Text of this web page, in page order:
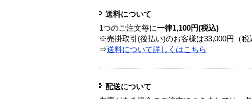
送料について
1つのご注文毎に一律1,100円(税込)
※売掛取引(後払い)のお客様は33,000円（税
⇒送料について詳しくはこちら
配送について